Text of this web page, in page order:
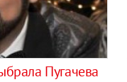
Пугачева